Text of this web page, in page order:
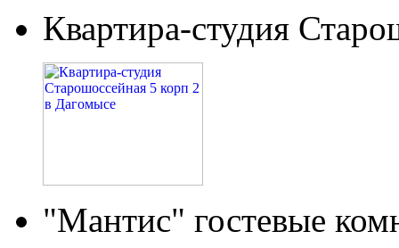
Квартира-студия
"Мантис" гостевые